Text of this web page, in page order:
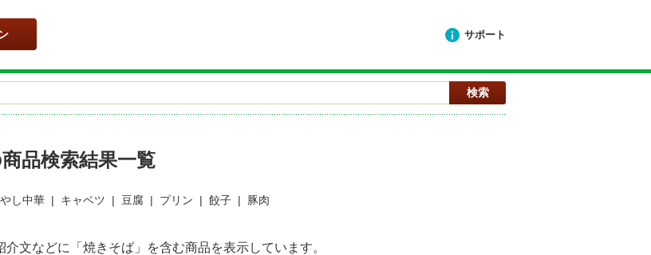
サポート
品検索結果一覧
し中華 | キャベツ | 豆腐 | プリン | 餃子 | 豚肉
文などに「 焼きそば 」を含む商品を表示しています。